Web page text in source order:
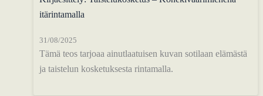
itärintamalla
31/08/2025
Tämä teos tarjoaa ainutlaatuisen kuvan sotilaan elämästä
ja taistelun kosketuksesta rintamalla.